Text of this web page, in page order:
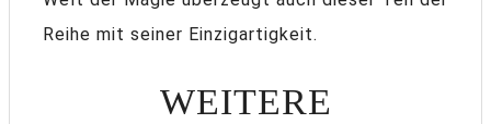
Reihe mit seiner Einzigartigkeit.
WEITERE